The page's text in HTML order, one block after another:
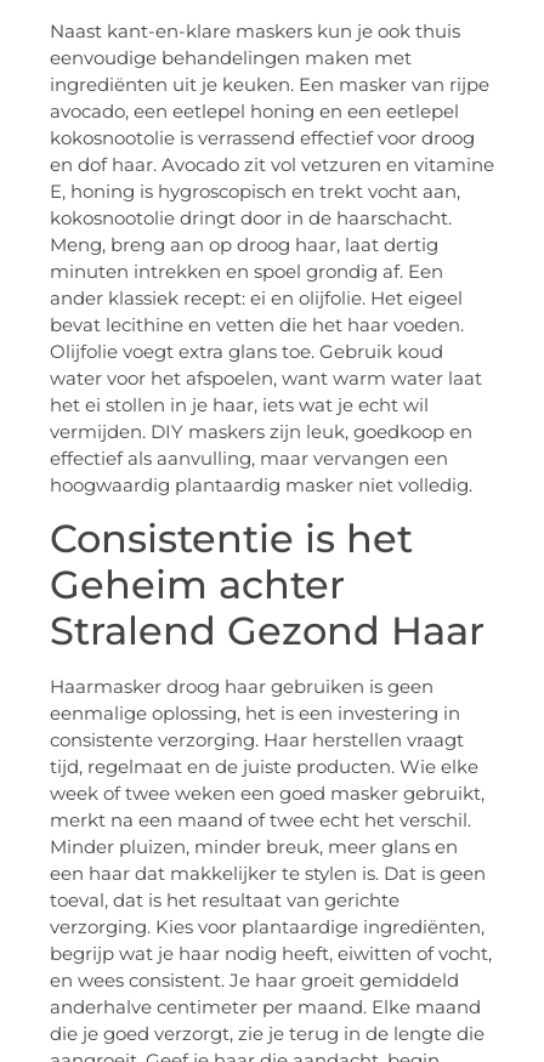
Naast kant-en-klare maskers kun je ook thuis
eenvoudige behandelingen maken met
ingrediënten uit je keuken. Een masker van rijpe
avocado, een eetlepel honing en een eetlepel
kokosnootolie is verrassend effectief voor droog
en dof haar. Avocado zit vol vetzuren en vitamine
E, honing is hygroscopisch en trekt vocht aan,
kokosnootolie dringt door in de haarschacht.
Meng, breng aan op droog haar, laat dertig
minuten intrekken en spoel grondig af. Een
ander klassiek recept: ei en olijfolie. Het eigeel
bevat lecithine en vetten die het haar voeden.
Olijfolie voegt extra glans toe. Gebruik koud
water voor het afspoelen, want warm water laat
het ei stollen in je haar, iets wat je echt wil
vermijden. DIY maskers zijn leuk, goedkoop en
effectief als aanvulling, maar vervangen een
hoogwaardig plantaardig masker niet volledig.
Consistentie is het
Geheim achter
Stralend Gezond Haar
Haarmasker droog haar gebruiken is geen
eenmalige oplossing, het is een investering in
consistente verzorging. Haar herstellen vraagt
tijd, regelmaat en de juiste producten. Wie elke
week of twee weken een goed masker gebruikt,
merkt na een maand of twee echt het verschil.
Minder pluizen, minder breuk, meer glans en
een haar dat makkelijker te stylen is. Dat is geen
toeval, dat is het resultaat van gerichte
verzorging. Kies voor plantaardige ingrediënten,
begrijp wat je haar nodig heeft, eiwitten of vocht,
en wees consistent. Je haar groeit gemiddeld
anderhalve centimeter per maand. Elke maand
die je goed verzorgt, zie je terug in de lengte die